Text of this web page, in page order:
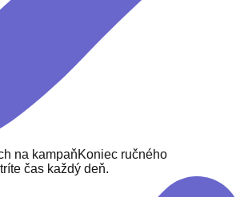
na kampaňKoniec ručného
čas každý deň.